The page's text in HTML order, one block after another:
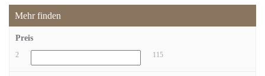
Mehr finden
Preis
2 115